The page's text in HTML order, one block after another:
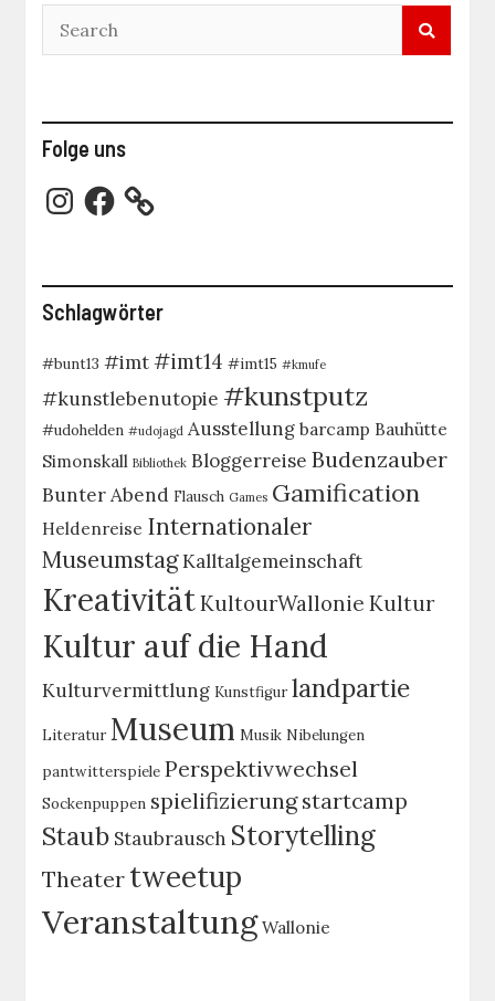
Folge uns
Instagram
Facebook
Schlagwörter
#bunt13 #imt #imt14 #imt15 #kmufe
#kunstlebenutopie #kunstputz
#udohelden #udojagd Ausstellung barcamp Bauhütte
Simonskall Bibliothek Bloggerreise Budenzauber
Bunter Abend Flausch Games Gamification
Heldenreise Internationaler
MuseumstagKalltalgemeinschaft
KreativitätKultourWallonie Kultur
Kultur auf die Hand
Kulturvermittlung Kunstfigur landpartie
Literatur Museum Musik Nibelungen
pantwitterspiele Perspektivwechsel
Sockenpuppen spielifizierungstartcamp
Staub Staubrausch Storytelling
Theater tweetup
Veranstaltung Wallonie